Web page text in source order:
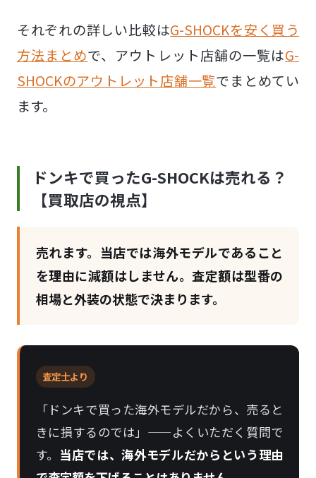
それぞれの詳しい比較はG-SHOCKを安く買う
方法まとめで、アウトレット店舗の一覧はG-
SHOCKのアウトレット店舗一覧でまとめてい
ます。
ドンキで買ったG-SHOCKは売れる？
【買取店の視点】
売れます。当店では海外モデルであること
を理由に減額はしません。査定額は型番の
相場と外装の状態で決まります。
査定士より
「ドンキで買った海外モデルだから、売ると
きに損するのでは」——よくいただく質問で
す。 当店では、海外モデルだからという理由